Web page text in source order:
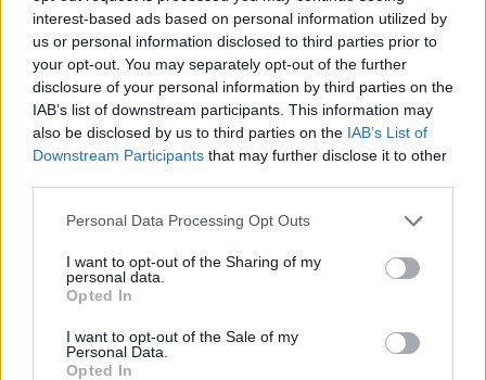
interest-based ads based on personal information utilized by
us or personal information disclosed to third parties prior to
your opt-out. You may separately opt-out of the further
disclosure of your personal information by third parties on the
IAB’s list of downstream participants. This information may
also be disclosed by us to third parties on the IAB’s List of
Downstream Participants that may further disclose it to other
Personal Data Processing Opt Outs
I want to opt-out of the Sharing of my
personal data.
Opted In
I want to opt-out of the Sale of my
Personal Data.
Opted In
Penktąjį „Hajduk“ įvartį pelnė komandos
lyderis, po JAV vėliava žaidžiantis R. Pukštas.
Po rungtynių jautriai į įvykusią dvikovą tarp
kuris papasakojo, kaip jo ir jo sūnaus
išskirtinę padėką Andriui Tapinui ir „Žalgirio“
organizacijai.